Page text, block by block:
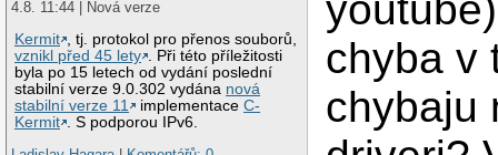
4.8. 11:44 | Nová verze
Kermit
, tj. protokol pro přenos souborů,
vznikl před 45 lety
. Při této příležitosti
byla po 15 letech od vydání poslední
stabilní verze 9.0.302 vydána nová
stabilní verze 11
implementaceC-
Kermit
. S podporou IPv6.
chyba v
chybaju